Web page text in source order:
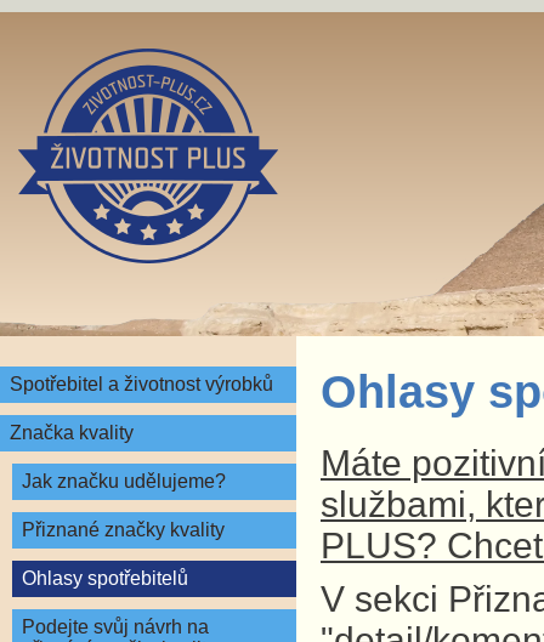
Spotřebitel a životnost výrobků
Značka kvality
Jak značku udělujeme?
Přiznané značky kvality
Ohlasy spotřebitelů
Podejte svůj návrh na
Ohlasy
Máte
službami,
PLUS?
V sekci